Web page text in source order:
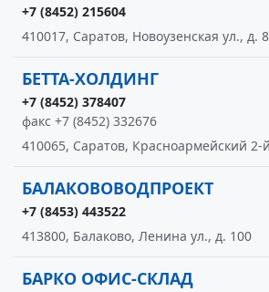
+7 (8452) 215604
410017, Саратов, Новоузенская ул., д.
БЕТТА-ХОЛДИНГ
+7 (8452) 378407
факс +7 (8452) 332676
410065, Саратов, Красноармейский 2-
БАЛАКОВОВОДПРОЕКТ
+7 (8453) 443522
413800, Балаково, Ленина ул., д. 100
БАРКО ОФИС-СКЛАД